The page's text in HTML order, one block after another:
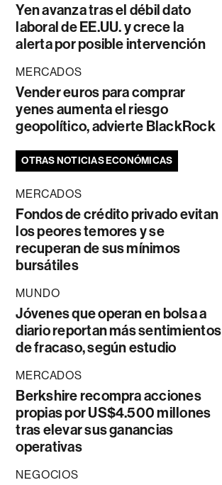
Yen avanza tras el débil dato
laboral de EE.UU. y crece la
alerta por posible intervención
MERCADOS
Vender euros para comprar
yenes aumenta el riesgo
geopolítico, advierte BlackRock
OTRAS NOTICIAS ECONÓMICAS
MERCADOS
Fondos de crédito privado evitan
los peores temores y se
recuperan de sus mínimos
bursátiles
MUNDO
Jóvenes que operan en bolsa a
diario reportan más sentimientos
de fracaso, según estudio
MERCADOS
Berkshire recompra acciones
propias por US$4.500 millones
tras elevar sus ganancias
operativas
NEGOCIOS